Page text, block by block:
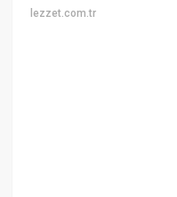
lezzet.com.tr